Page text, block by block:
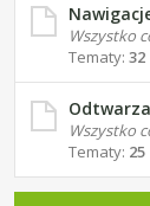
Wszystko
Tematy: 32
Wszystko
Tematy: 25